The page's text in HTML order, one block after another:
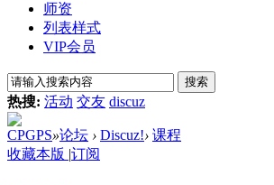
师资
列表样式
VIP会员
搜索
热搜: 活动 交友 discuz
CPGPS»论坛 › Discuz!› 课程
收藏本版 |订阅